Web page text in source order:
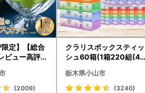
限定】【総合
ビュー高評価
ャインマス
房（1.0kg以
(2009)
クラリスボックスティッ
シュ60箱(1箱220組(44
ト)【配送不可地域：離島
・沖縄県】【1256759】
栃木県小山市
(3240)